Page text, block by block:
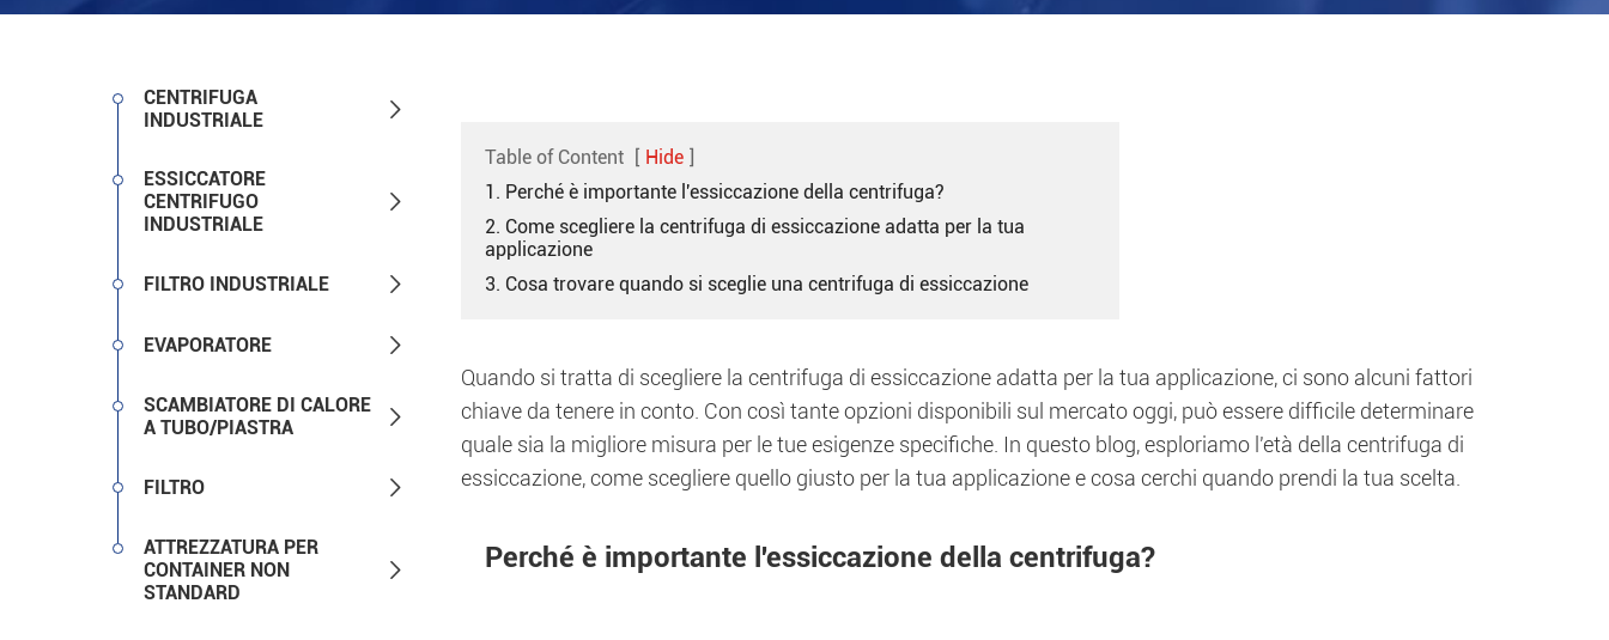
CENTRIFUGA
INDUSTRIALE

ESSICCATORE
CENTRIFUGO
INDUSTRIALE

FILTRO INDUSTRIALE 
EVAPORATORE 
SCAMBIATORE DI CALORE
A TUBO/PIASTRA

FILTRO 
ATTREZZATURA PER
CONTAINER NON
STANDARD

Table of Content [ Hide ]
1. Perché è importante l'essiccazione della centrifuga?
2. Come scegliere la centrifuga di essiccazione adatta per la tua
applicazione
3. Cosa trovare quando si sceglie una centrifuga di essiccazione
Quando si tratta di scegliere la centrifuga di essiccazione adatta per la tua applicazione, ci sono alcuni fattori
chiave da tenere in conto. Con così tante opzioni disponibili sul mercato oggi, può essere difficile determinare
quale sia la migliore misura per le tue esigenze specifiche. In questo blog, esploriamo l'età della centrifuga di
essiccazione, come scegliere quello giusto per la tua applicazione e cosa cerchi quando prendi la tua scelta.
Perché è importante l'essiccazione della centrifuga?